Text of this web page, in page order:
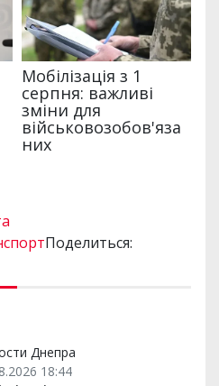
Поделиться:
Днепра
18:44